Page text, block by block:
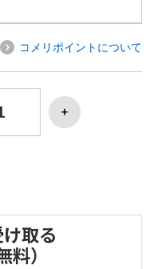
コメリポイントについて
取る
料）